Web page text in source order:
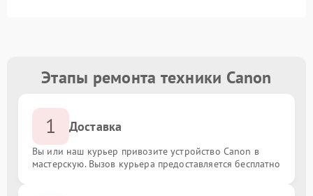
Этапы ремонта техники Canon
1 Доставка
Вы или наш курьер привозите устройство Canon в
мастерскую. Вызов курьера предоставляется бесплатно